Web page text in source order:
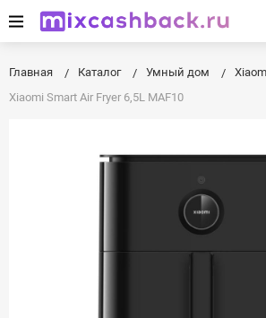
Главная Каталог Умный дом
Xiaomi Smart Air Fryer 6,5L MAF10